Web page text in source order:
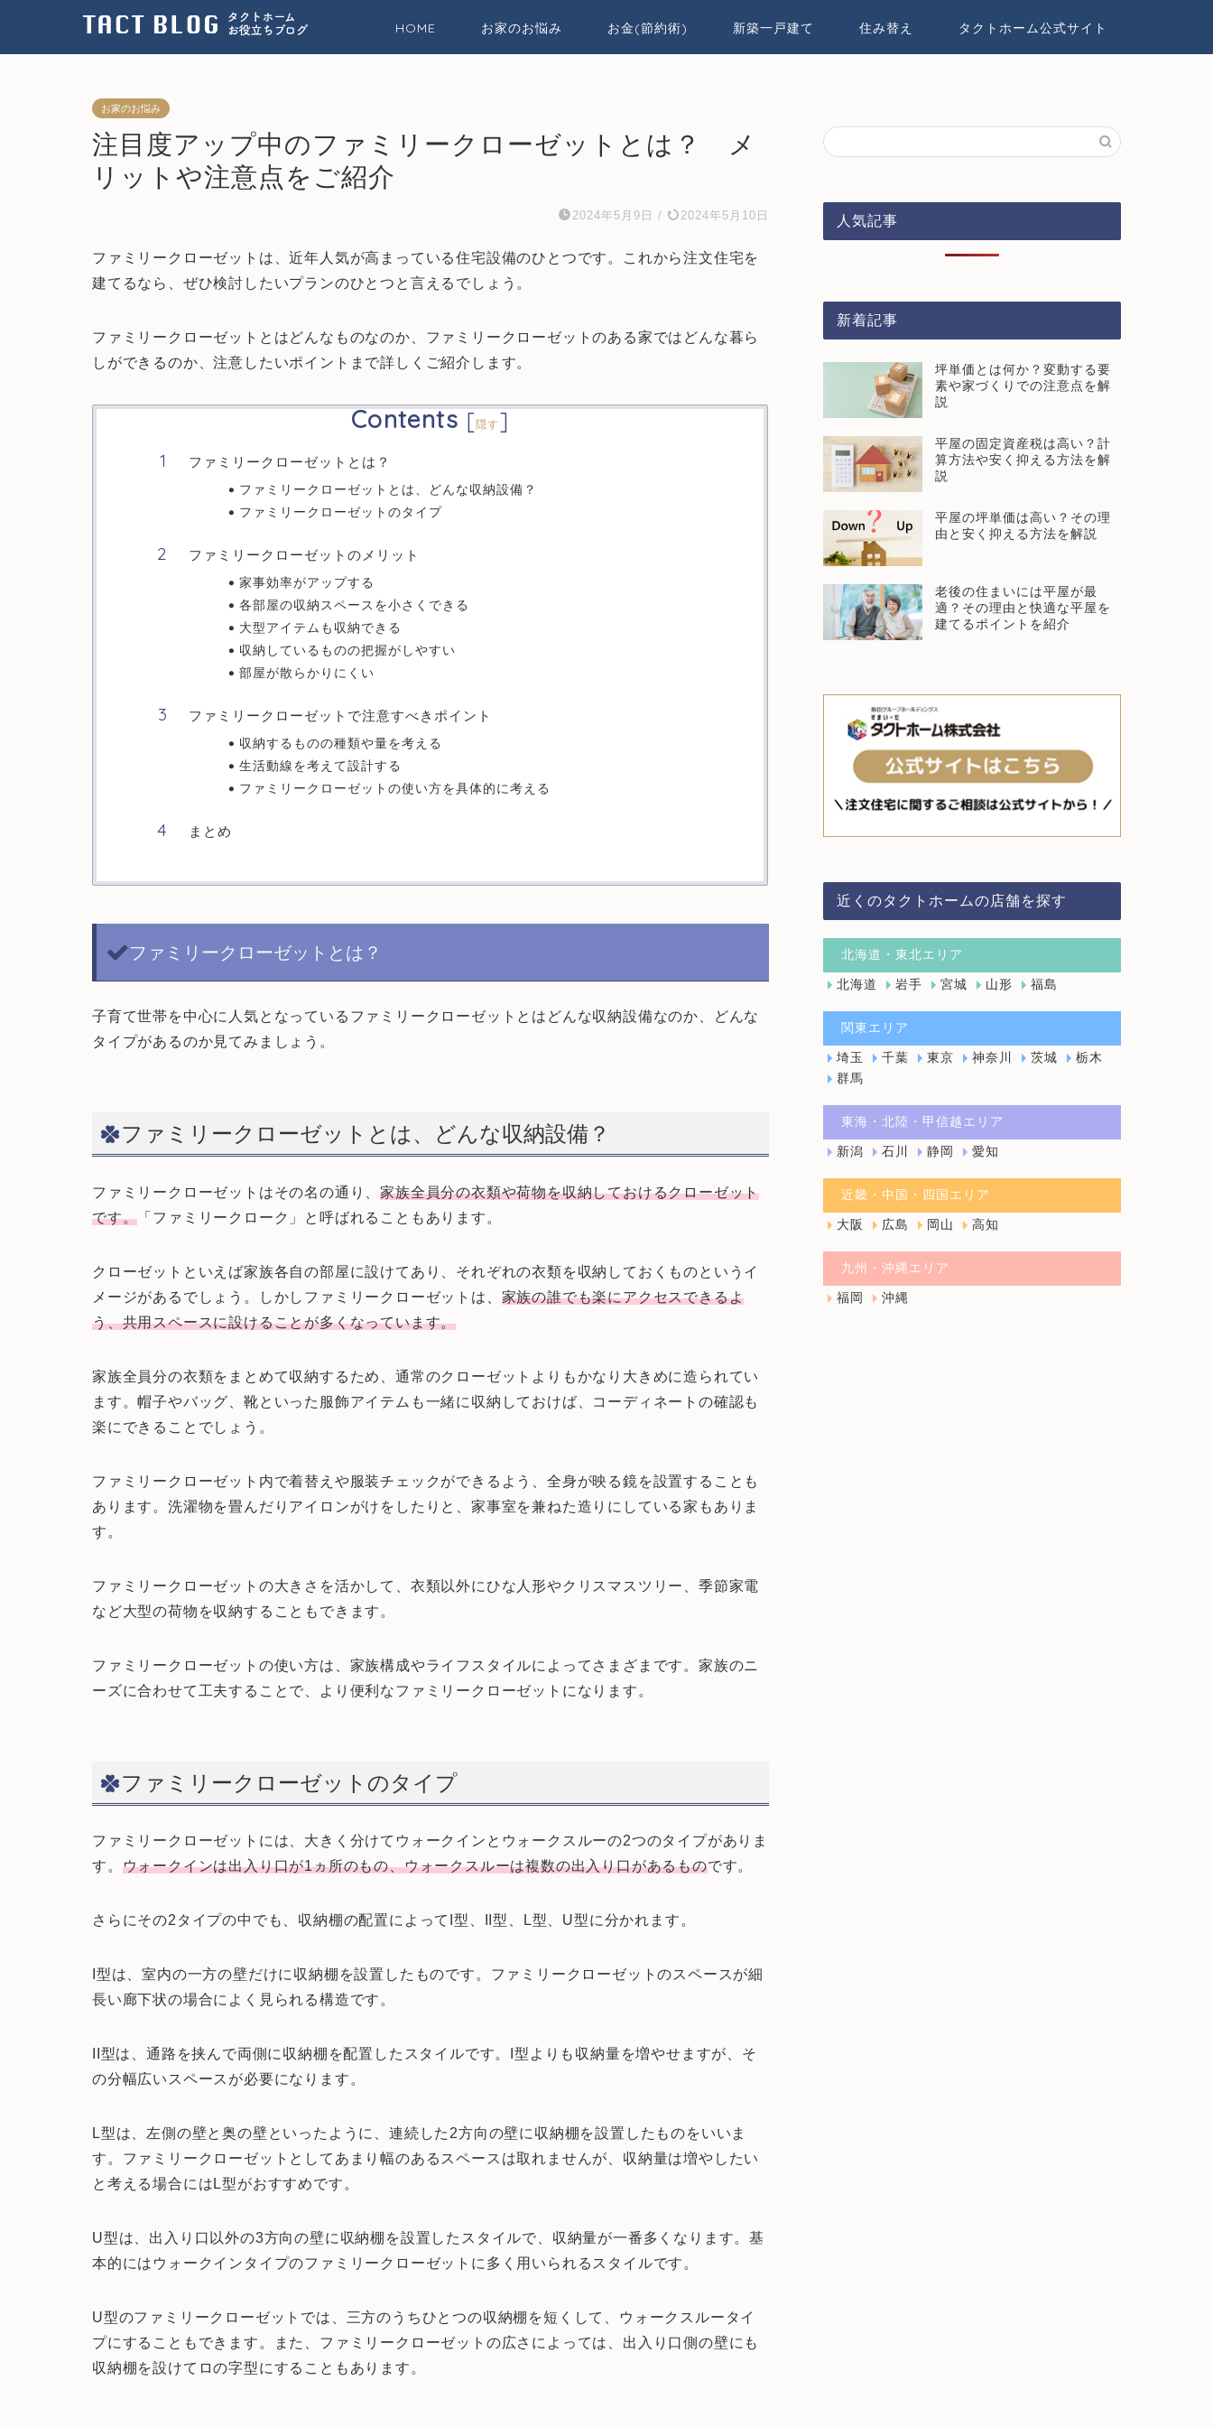
HOME お家のお悩み お金(節約術) 新築一戸建て 住み替え タクトホーム公式サイト
お家のお悩み
注目度アップ中のファミリークローゼットとは？ メ
リットや注意点をご紹介
2024年5月9日 / 2024年5月10日
ファミリークローゼットは、近年人気が高まっている住宅設備のひとつです。これから注文住宅を
建てるなら、ぜひ検討したいプランのひとつと言えるでしょう。
ファミリークローゼットとはどんなものなのか、ファミリークローゼットのある家ではどんな暮ら
しができるのか、注意したいポイントまで詳しくご紹介します。
Contents [隠す ]
ファミリークローゼットとは？
ファミリークローゼットとは、どんな収納設備？
ファミリークローゼットのタイプ
ファミリークローゼットのメリット
家事効率がアップする
各部屋の収納スペースを小さくできる
大型アイテムも収納できる
収納しているものの把握がしやすい
部屋が散らかりにくい
ファミリークローゼットで注意すべきポイント
収納するものの種類や量を考える
生活動線を考えて設計する
ファミリークローゼットの使い方を具体的に考える
まとめ
ファミリークローゼットとは？
子育て世帯を中心に人気となっているファミリークローゼットとはどんな収納設備なのか、どんな
タイプがあるのか見てみましょう。
ファミリークローゼットとは、どんな収納設備？
ファミリークローゼットはその名の通り、家族全員分の衣類や荷物を収納しておけるクローゼット
です。 「ファミリークローク」と呼ばれることもあります。
クローゼットといえば家族各自の部屋に設けてあり、それぞれの衣類を収納しておくものというイ
メージがあるでしょう。しかしファミリークローゼットは、 家族の誰でも楽にアクセスできるよ
う、共用スペースに設けることが多くなっています。
家族全員分の衣類をまとめて収納するため、通常のクローゼットよりもかなり大きめに造られてい
ます。帽子やバッグ、靴といった服飾アイテムも一緒に収納しておけば、コーディネートの確認も
楽にできることでしょう。
ファミリークローゼット内で着替えや服装チェックができるよう、全身が映る鏡を設置することも
あります。洗濯物を畳んだりアイロンがけをしたりと、家事室を兼ねた造りにしている家もありま
す。
ファミリークローゼットの大きさを活かして、衣類以外にひな人形やクリスマスツリー、季節家電
など大型の荷物を収納することもできます。
ファミリークローゼットの使い方は、家族構成やライフスタイルによってさまざまです。家族のニ
ーズに合わせて工夫することで、より便利なファミリークローゼットになります。
ファミリークローゼットのタイプ
ファミリークローゼットには、大きく分けてウォークインとウォークスルーの2つのタイプがありま
す。 ウォークインは出入り口が1ヵ所のもの、ウォークスルーは複数の出入り口があるものです。
さらにその2タイプの中でも、収納棚の配置によってI型、II型、L型、U型に分かれます。
I型は、室内の一方の壁だけに収納棚を設置したものです。ファミリークローゼットのスペースが細
長い廊下状の場合によく見られる構造です。
II型は、通路を挟んで両側に収納棚を配置したスタイルです。I型よりも収納量を増やせますが、そ
の分幅広いスペースが必要になります。
L型は、左側の壁と奥の壁といったように、連続した2方向の壁に収納棚を設置したものをいいま
す。ファミリークローゼットとしてあまり幅のあるスペースは取れませんが、収納量は増やしたい
と考える場合にはL型がおすすめです。
U型は、出入り口以外の3方向の壁に収納棚を設置したスタイルで、収納量が一番多くなります。基
本的にはウォークインタイプのファミリークローゼットに多く用いられるスタイルです。
U型のファミリークローゼットでは、三方のうちひとつの収納棚を短くして、ウォークスルータイ
プにすることもできます。また、ファミリークローゼットの広さによっては、出入り口側の壁にも
収納棚を設けてロの字型にすることもあります。
人気記事
新着記事
坪単価とは何か？変動する要
素や家づくりでの注意点を解
説
平屋の固定資産税は高い？計
算方法や安く抑える方法を解
説
平屋の坪単価は高い？その理
由と安く抑える方法を解説
老後の住まいには平屋が最
適？その理由と快適な平屋を
建てるポイントを紹介
近くのタクトホームの店舗を探す
北海道・東北エリア
北海道 岩手 宮城 山形 福島
関東エリア
埼玉 千葉 東京 神奈川 茨城
栃木
群馬
東海・北陸・甲信越エリア
新潟 石川 静岡 愛知
近畿・中国・四国エリア
大阪 広島 岡山 高知
九州・沖縄エリア
福岡 沖縄